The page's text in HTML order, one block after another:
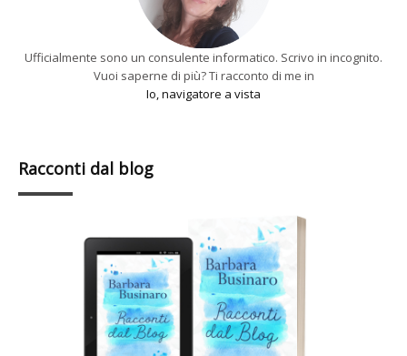
Ufficialmente sono un consulente informatico. Scrivo in incognito.
Vuoi saperne di più? Ti racconto di me in
Io, navigatore a vista
Racconti dal blog